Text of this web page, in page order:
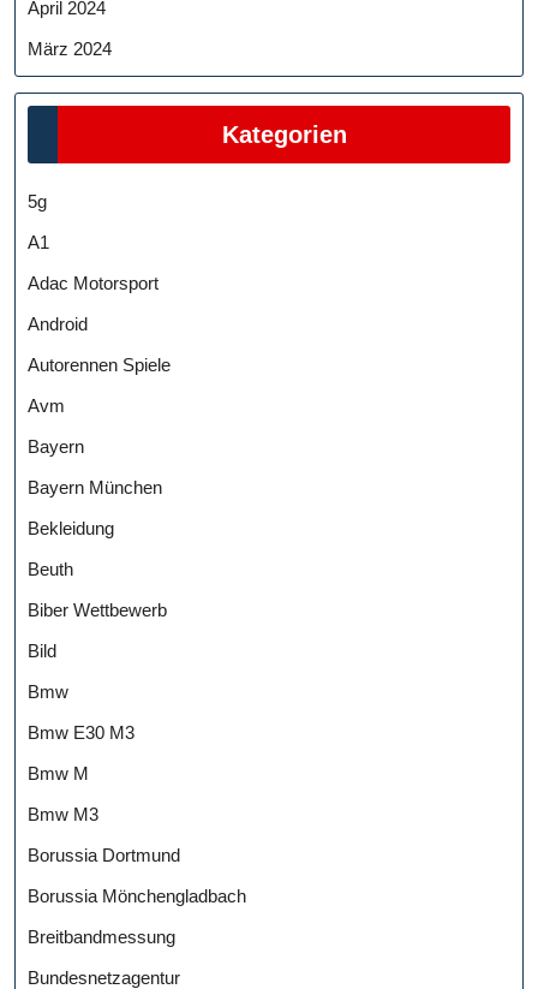
April 2024
März 2024
Kategorien
5g
A1
Adac Motorsport
Android
Autorennen Spiele
Avm
Bayern
Bayern München
Bekleidung
Beuth
Biber Wettbewerb
Bild
Bmw
Bmw E30 M3
Bmw M
Bmw M3
Borussia Dortmund
Borussia Mönchengladbach
Breitbandmessung
Bundesnetzagentur